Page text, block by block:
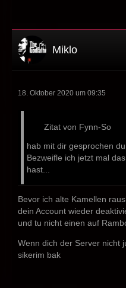
Miklo
18. Oktober 2020 um 09:35
Zitat von Fynn-So
hab mit dir gesprochen
Bezweifle ich jetzt mal
hast...
Bevor ich alte Kamellen
dein Account wieder
und tu nicht einen auf
Wenn dich der Server nicht
sikerim bak